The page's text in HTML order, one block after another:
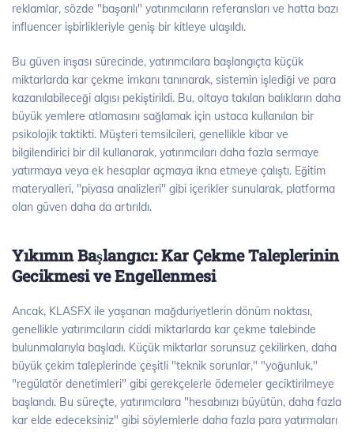
reklamlar, sözde "başarılı" yatırımcıların referansları ve hatta bazı
influencer işbirlikleriyle geniş bir kitleye ulaşıldı.
Bu güven inşası sürecinde, yatırımcılara başlangıçta küçük
miktarlarda kar çekme imkanı tanınarak, sistemin işlediği ve para
kazanılabileceği algısı pekiştirildi. Bu, oltaya takılan balıkların daha
büyük yemlere atlamasını sağlamak için ustaca kullanılan bir
psikolojik taktikti. Müşteri temsilcileri, genellikle kibar ve
bilgilendirici bir dil kullanarak, yatırımcıları daha fazla sermaye
yatırmaya veya ek hesaplar açmaya ikna etmeye çalıştı. Eğitim
materyalleri, "piyasa analizleri" gibi içerikler sunularak, platforma
olan güven daha da artırıldı.
Yıkımın Başlangıcı: Kar Çekme Taleplerinin
Gecikmesi ve Engellenmesi
Ancak, KLASFX ile yaşanan mağduriyetlerin dönüm noktası,
genellikle yatırımcıların ciddi miktarlarda kar çekme talebinde
bulunmalarıyla başladı. Küçük miktarlar sorunsuz çekilirken, daha
büyük çekim taleplerinde çeşitli "teknik sorunlar," "yoğunluk,"
"regülatör denetimleri" gibi gerekçelerle ödemeler geciktirilmeye
başlandı. Bu süreçte, yatırımcılara "hesabınızı büyütün, daha fazla
kar elde edeceksiniz" gibi söylemlerle daha fazla para yatırmaları